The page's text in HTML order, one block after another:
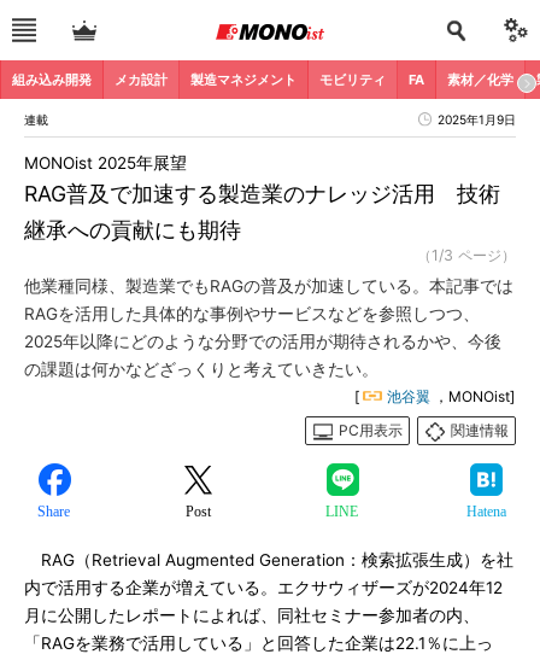
組み込み開発 メカ設計 製造マネジメント モビリティ FA 素材／化学
連載 2025年1月9日
RAG普及で加速する製造業のナレッジ活用 技術
継承への貢献にも期待
MONOist 2025年展望
（1/3 ページ）
他業種同様、製造業でもRAGの普及が加速している。本記事では
RAGを活用した具体的な事例やサービスなどを参照しつつ、
2025年以降にどのような分野での活用が期待されるかや、今後
の課題は何かなどざっくりと考えていきたい。
[ 池谷翼 ，MONOist]
PC用表示
関連情報
Share Post LINE Hatena
RAG（Retrieval Augmented Generation：検索拡張生成）を社
内で活用する企業が増えている。エクサウィザーズが2024年12
月に公開したレポートによれば、同社セミナー参加者の内、
「RAGを業務で活用している」と回答した企業は22.1％に上っ